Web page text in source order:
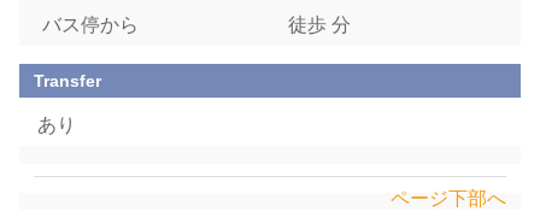
バス停から 徒歩 分
Transfer
あり
ページ下部へ